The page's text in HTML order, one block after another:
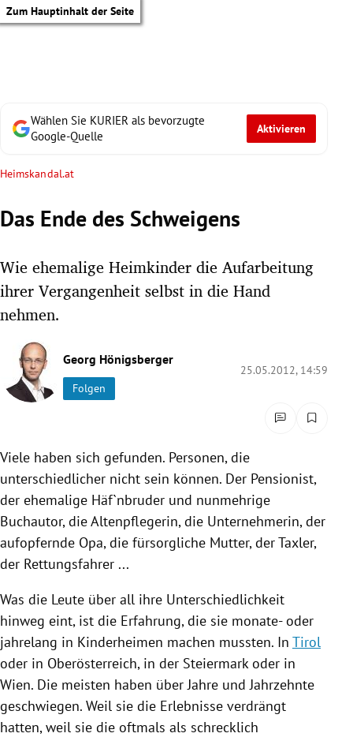
Zum Hauptinhalt der Seite
Untermenü
Untermenü
Untermenü
Untermenü
Untermenü
Untermenü
Untermenü
Untermenü
Wählen Sie KURIER als bevorzugte
Google-Quelle
Aktivieren
Heimskandal.at
Das Ende des Schweigens
Wie ehemalige Heimkinder die Aufarbeitung
ihrer Vergangenheit selbst in die Hand
nehmen.
Georg Hönigsberger
Folgen
25.05.2012, 14:59
Viele haben sich gefunden. Personen, die
unterschiedlicher nicht sein können. Der Pensionist,
der ehemalige Häf`nbruder und nunmehrige
Buchautor, die Altenpflegerin, die Unternehmerin, der
aufopfernde Opa, die fürsorgliche Mutter, der Taxler,
der Rettungsfahrer ...
Was die Leute über all ihre Unterschiedlichkeit
hinweg eint, ist die Erfahrung, die sie monate- oder
jahrelang in Kinderheimen machen mussten. In Tirol
oder in Oberösterreich, in der Steiermark oder in
Wien. Die meisten haben über Jahre und Jahrzehnte
geschwiegen. Weil sie die Erlebnisse verdrängt
hatten, weil sie die oftmals als schrecklich